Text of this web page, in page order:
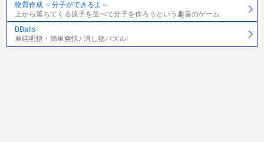
物質作成 ～分子ができるよ～
上から落ちてくる原子を並べて分子を作ろうという趣旨のゲーム
BBalls
単純明快・簡単爽快♪ 消し物パズル!